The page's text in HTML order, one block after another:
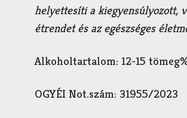
helyettesíti a kiegyensúlyozott,
étrendet és az egészséges
Alkoholtartalom: 12-15
OGYÉI Not.szám: 31955/2023